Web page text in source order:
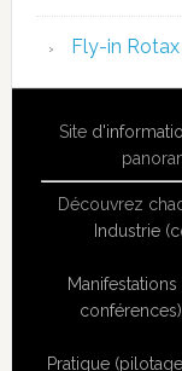
Fly-in
Site
Découvrez
Industrie
conférences)
Pratique